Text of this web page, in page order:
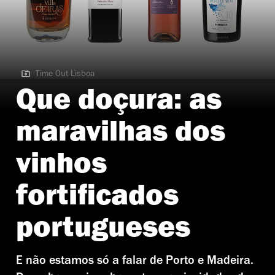
Time Out Lisboa
Time Out Lisboa
Que doçura: as
maravilhas dos
vinhos
fortificados
portugueses
E não estamos só a falar de Porto e Madeira.